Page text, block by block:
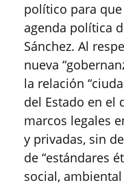
político para
agenda política
Sánchez. Al
nueva
la relación
del Estado en el
marcos legales
y privadas, sin
de “estándares
social,